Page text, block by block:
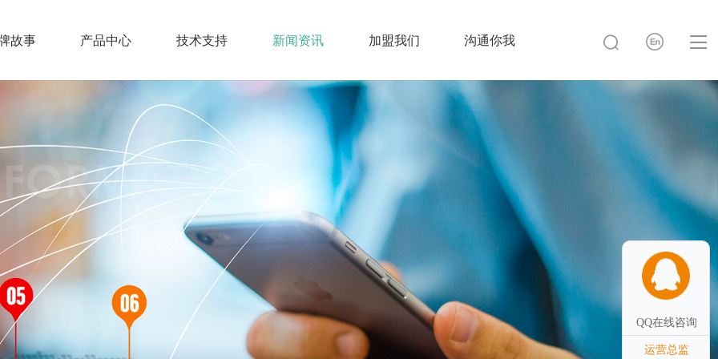
故事 产品中心 技术支持 新闻资讯 加盟我们 沟通你我
QQ在线咨询
运营总监